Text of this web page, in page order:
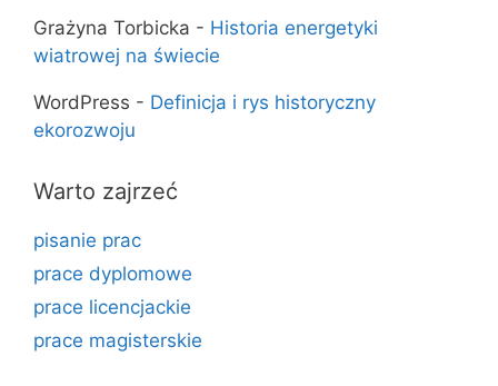
Grażyna Torbicka - Historia energetyki
wiatrowej na świecie
WordPress - Definicja i rys historyczny
ekorozwoju
Warto zajrzeć
pisanie prac
prace dyplomowe
prace licencjackie
prace magisterskie